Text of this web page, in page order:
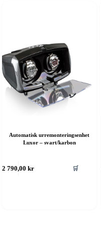
Automatisk urremonteringsenhet
Luxor – svart/karbon
2 790,00kr 🛒